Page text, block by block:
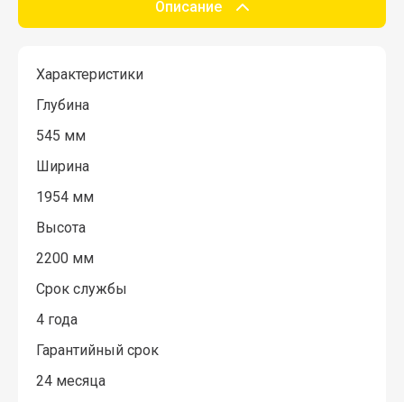
Описание
Характеристики
Глубина
545 мм
Ширина
1954 мм
Высота
2200 мм
Срок службы
4 года
Гарантийный срок
24 месяца